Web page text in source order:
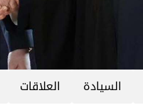
السيادة العلاقات